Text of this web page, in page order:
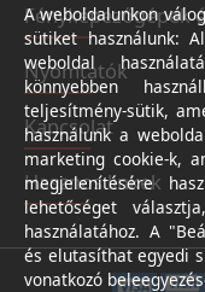
Fényképezőgépek
Nyomtatók
Kapcsolat
Hasznos linkek
A weboldalunkon
sütiket használunk:
weboldal
könnyebben
teljesítmény-sütik,
használunk a
marketing cookie-k,
megjelenítésére
lehetőséget
használatához. A
és elutasíthat egyedi
vonatkozó